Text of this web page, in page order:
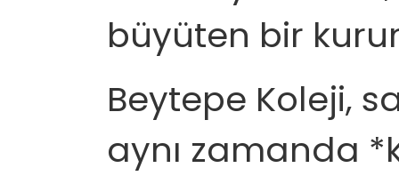
büyüten bir
Beytepe Koleji,
aynı zamanda